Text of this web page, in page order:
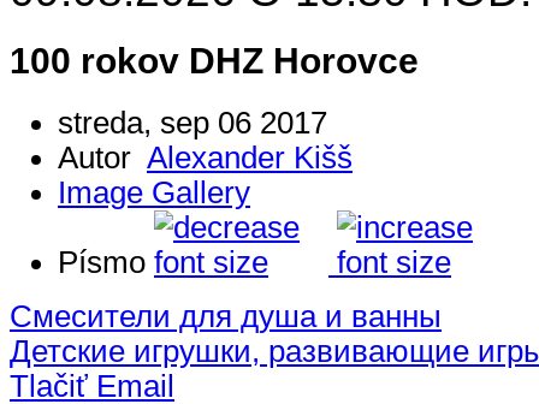
100 rokov DHZ Horovce
streda, sep 06 2017
Autor Alexander Kišš
Image Gallery
Písmo
Смесители для душа и ванны
Детские игрушки, развивающие
Tlačiť Email